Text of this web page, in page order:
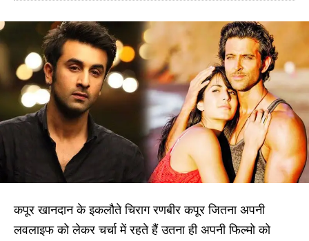
कपूर खानदान के इकलौते चिराग रणबीर कपूर जितना अपनी
लवलाइफ को लेकर चर्चा में रहते हैं उतना ही अपनी फिल्मो को